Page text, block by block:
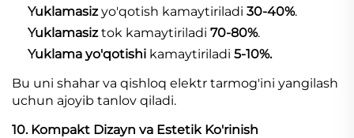
Yuklamasizyo'qotish kamaytiriladi 30-40%.
Yuklamasiztok kamaytiriladi 70-80%.
Yuklama yo'qotishi kamaytiriladi 5-10%.
Bu uni shahar va qishloq elektr tarmog'ini yangilash
uchun ajoyib tanlov qiladi.
10. Kompakt Dizayn va Estetik Ko'rinish